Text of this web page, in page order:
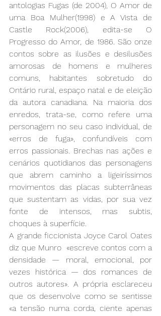
antologias Fugas (de 2004), O Amor de
uma Boa Mulher(1998) e A Vista de
Castle Rock(2006), edita-se O
Progresso do Amor, de 1986. São onze
contos sobre as ilusões e desilusões
amorosas de homens e mulheres
comuns, habitantes sobretudo do
Ontário rural, espaço natal e de eleição
da autora canadiana. Na maioria dos
enredos, trata-se, como refere uma
personagem no seu caso individual, de
«erros de fuga», confundíveis com
erros passionais. Brechas nas ações e
cenários quotidianos das personagens
que abrem caminho a ligeiríssimos
movimentos das placas subterrâneas
que sustentam as vidas, por sua vez
fonte de intensos, mas subtis,
choques à superfície.
A grande ficcionista Joyce Carol Oates
diz que Munro  «escreve contos com a
densidade — moral, emocional, por
vezes histórica — dos romances de
outros autores». A própria esclareceu
que os desenvolve como se sentisse
«a tensão numa corda, ciente apenas